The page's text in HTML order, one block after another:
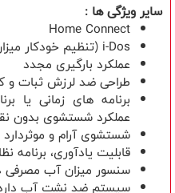
ساير ويژگی ها :
Home Connect
i-Dos (تنظیم خودکار میزان مایع شوینده و نرم کننده)
عملکرد بارگیری مجدد
طراحی ضد لرزش ثبات و
برنامه های زمانی یا
عملکرد شستشوی بدون
شستشوی آرام و موثردارد
قابلیت یادآوری،
سنسور میزان آب مصرفی
سیستم ضد نشت آب